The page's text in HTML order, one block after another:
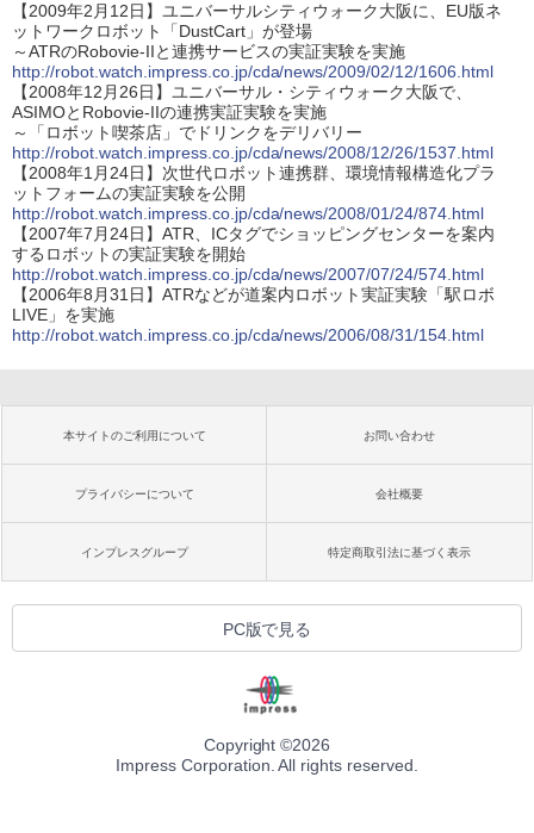
【2009年2月12日】ユニバーサルシティウォーク大阪に、EU版ネ
ットワークロボット「DustCart」が登場
～ATRのRobovie-IIと連携サービスの実証実験を実施
http://robot.watch.impress.co.jp/cda/news/2009/02/12/1606.html
【2008年12月26日】ユニバーサル・シティウォーク大阪で、
ASIMOとRobovie-IIの連携実証実験を実施
～「ロボット喫茶店」でドリンクをデリバリー
http://robot.watch.impress.co.jp/cda/news/2008/12/26/1537.html
【2008年1月24日】次世代ロボット連携群、環境情報構造化プラ
ットフォームの実証実験を公開
http://robot.watch.impress.co.jp/cda/news/2008/01/24/874.html
【2007年7月24日】ATR、ICタグでショッピングセンターを案内
するロボットの実証実験を開始
http://robot.watch.impress.co.jp/cda/news/2007/07/24/574.html
【2006年8月31日】ATRなどが道案内ロボット実証実験「駅ロボ
LIVE」を実施
http://robot.watch.impress.co.jp/cda/news/2006/08/31/154.html
本サイトのご利用について お問い合わせ
プライバシーについて 会社概要
インプレスグループ 特定商取引法に基づく表示
PC版で見る
Copyright ©2026
Impress Corporation. All rights reserved.